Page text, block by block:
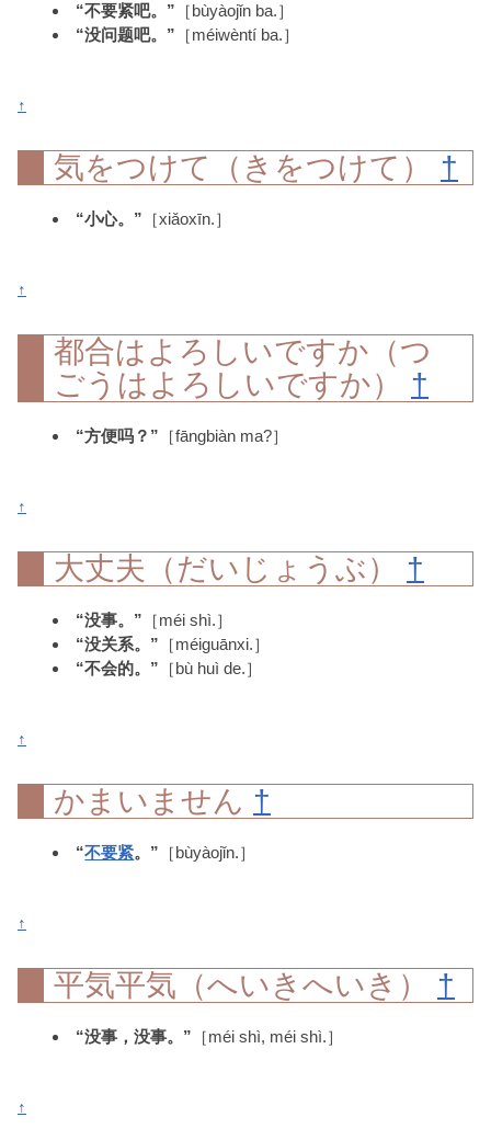
“不要紧吧。” ［bùyàojǐn ba.］
“没问题吧。” ［méiwèntí ba.］
↑
気をつけて（きをつけて） †
“小心。” ［xiǎoxīn.］
↑
都合はよろしいですか（つ
ごうはよろしいですか） †
“方便吗？” ［fāngbiàn ma?］
↑
大丈夫（だいじょうぶ） †
“没事。” ［méi shì.］
“没关系。” ［méiguānxi.］
“不会的。” ［bù huì de.］
↑
かまいません †
“不要紧。” ［bùyàojǐn.］
↑
平気平気（へいきへいき） †
“没事，没事。” ［méi shì, méi shì.］
↑